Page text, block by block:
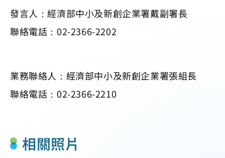
發言人：經濟部中小及新創企業署戴副署長
聯絡電話：02-2366-2202
業務聯絡人：經濟部中小及新創企業署張組長
聯絡電話：02-2366-2210
相關照片